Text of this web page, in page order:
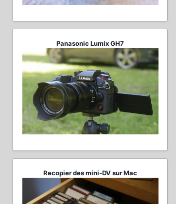
Panasonic Lumix GH7
Recopier des mini-DV sur Mac